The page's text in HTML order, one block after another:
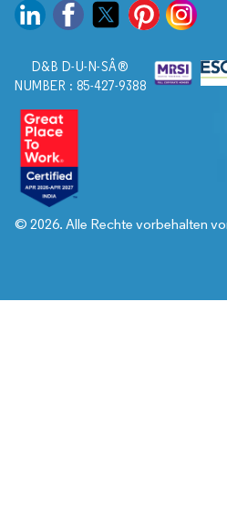
D&B D-U-N-SÂ®
NUMBER : 85-427-9388
© 2026. Alle Rechte vorbehalten